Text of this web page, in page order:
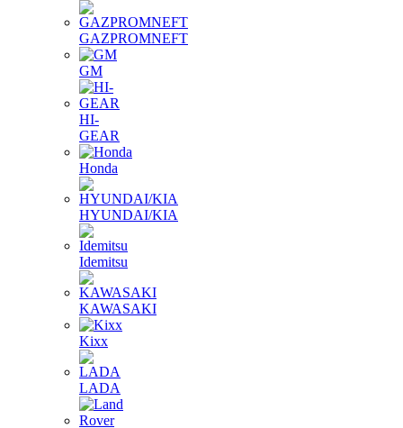
GAZPROMNEFT
GM
HI-
GEAR
Honda
HYUNDAI/KIA
Idemitsu
KAWASAKI
Kixx
LADA